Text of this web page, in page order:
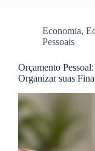
Economia,
Pessoais
Orçamento
Organizar suas